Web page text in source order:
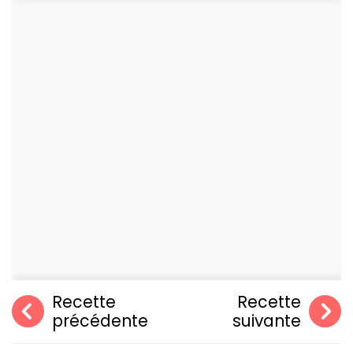
Recette
précédente
Recette
suivante